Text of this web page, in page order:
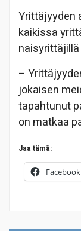
Yrittäjyyden
kaikissa
–
jokaisen
tapahtunut
on matkaa
Jaa tämä:
Facebook